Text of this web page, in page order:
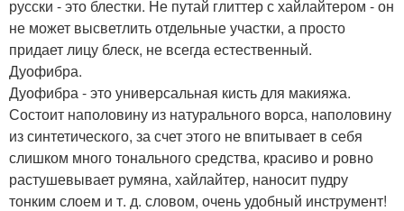
русски - это блестки. Не путай глиттер с хайлайтером - он
не может высветлить отдельные участки, а просто
придает лицу блеск, не всегда естественный.
Дуофибра.
Дуофибра - это универсальная кисть для макияжа.
Состоит наполовину из натурального ворса, наполовину
из синтетического, за счет этого не впитывает в себя
слишком много тонального средства, красиво и ровно
растушевывает румяна, хайлайтер, наносит пудру
тонким слоем и т. д. словом, очень удобный инструмент!